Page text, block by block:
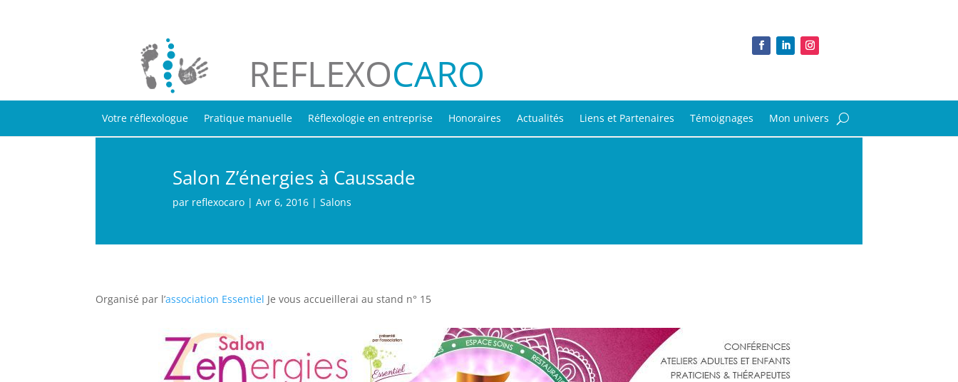
REFLEXOCARO
Votre réflexologue Pratique manuelle Réflexologie en entreprise Honoraires Actualités Liens et Partenaires Témoignages Mon univers
Salon Z’énergies à Caussade
par reflexocaro| Avr 6, 2016| Salons
Organisé par l’association Essentiel Je vous accueillerai au stand n° 15